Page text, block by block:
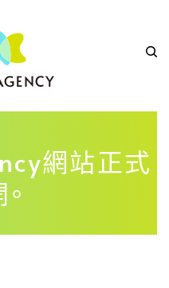
網站正式